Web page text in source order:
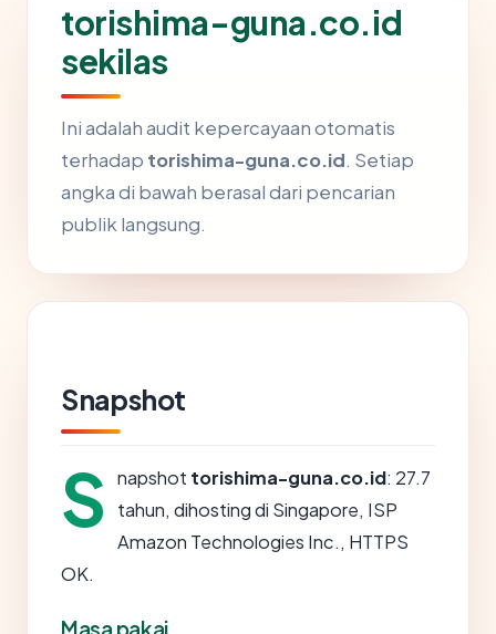
torishima-guna.co.id
sekilas
Ini adalah audit kepercayaan otomatis
terhadap torishima-guna.co.id. Setiap
angka di bawah berasal dari pencarian
publik langsung.
Snapshot
S napshot torishima-guna.co.id: 27.7
tahun, dihosting di Singapore, ISP
Amazon Technologies Inc., HTTPS
OK.
Masa pakai